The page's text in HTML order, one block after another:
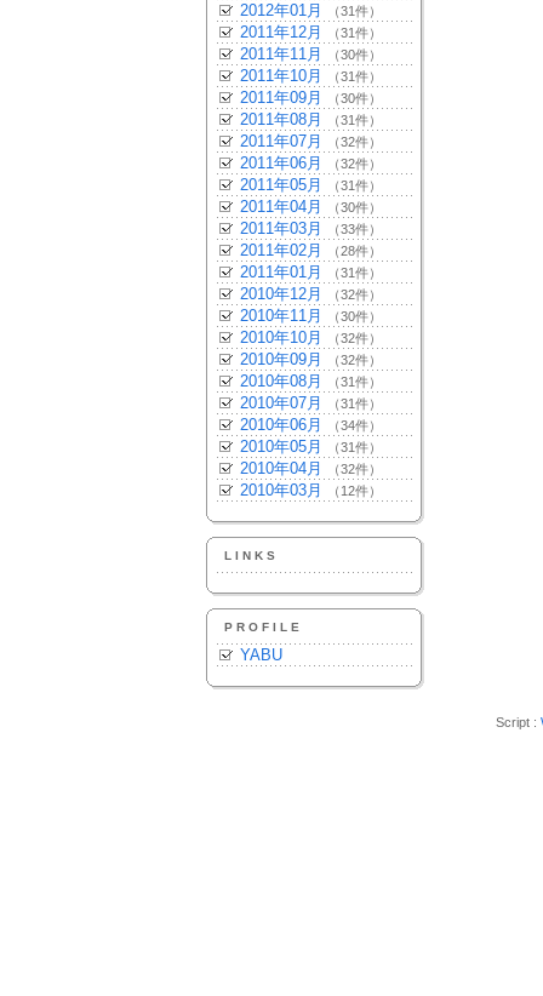
2012年01月 （31件）
2011年12月 （31件）
2011年11月 （30件）
2011年10月 （31件）
2011年09月 （30件）
2011年08月 （31件）
2011年07月 （32件）
2011年06月 （32件）
2011年05月 （31件）
2011年04月 （30件）
2011年03月 （33件）
2011年02月 （28件）
2011年01月 （31件）
2010年12月 （32件）
2010年11月 （30件）
2010年10月 （32件）
2010年09月 （32件）
2010年08月 （31件）
2010年07月 （31件）
2010年06月 （34件）
2010年05月 （31件）
2010年04月 （32件）
2010年03月 （12件）
LINKS
PROFILE
YABU
Script :